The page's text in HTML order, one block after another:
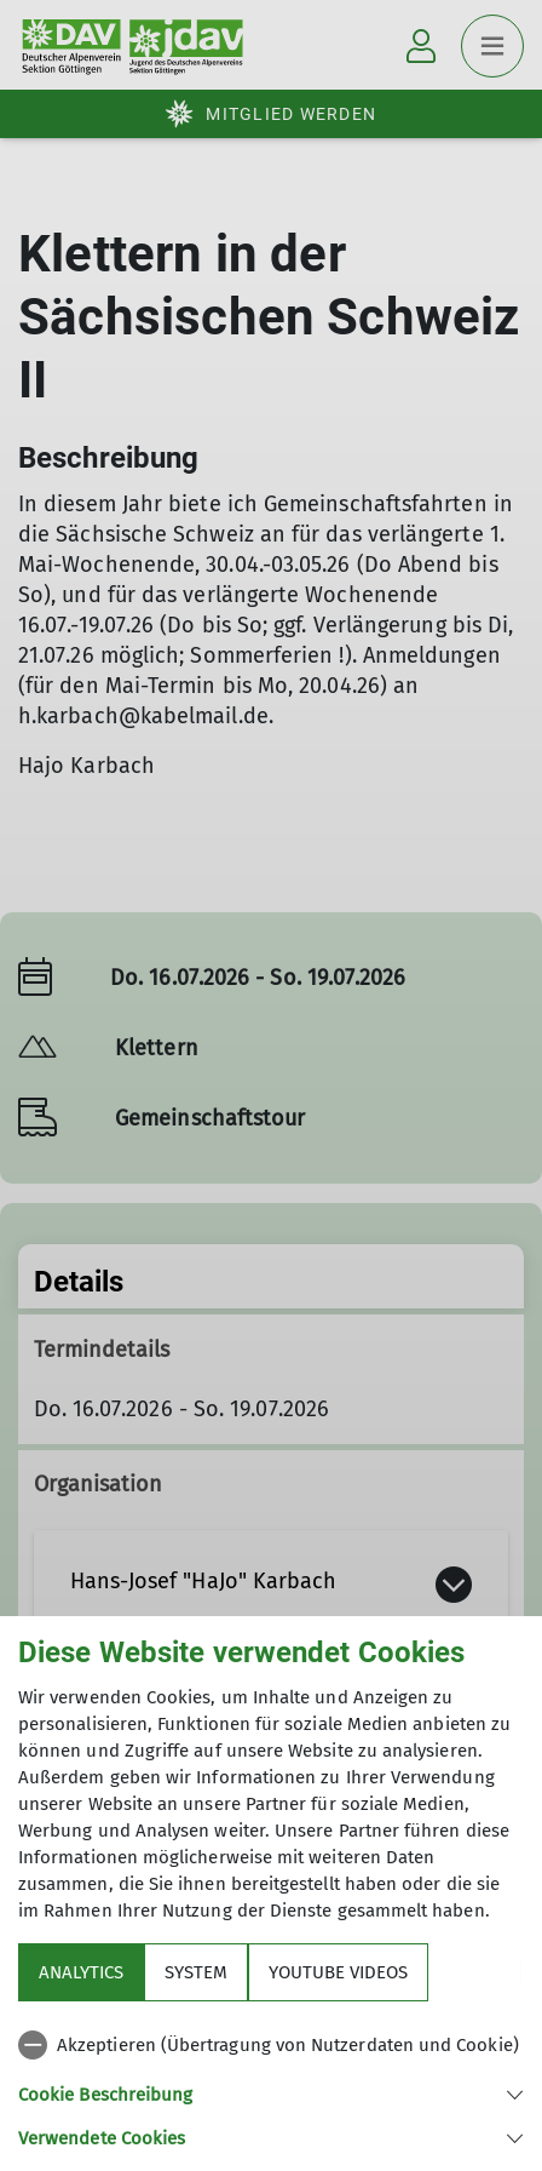
MITGLIED WERDEN
Klettern in der
Sächsischen Schweiz
II
Beschreibung
In diesem Jahr biete ich Gemeinschaftsfahrten in
die Sächsische Schweiz an für das verlängerte 1.
Mai-Wochenende, 30.04.-03.05.26 (Do Abend bis
So), und für das verlängerte Wochenende
16.07.-19.07.26 (Do bis So; ggf. Verlängerung bis Di,
21.07.26 möglich; Sommerferien !). Anmeldungen
(für den Mai-Termin bis Mo, 20.04.26) an
h.karbach@kabelmail.de.
Hajo Karbach
Do. 16.07.2026 - So. 19.07.2026
Klettern
Gemeinschaftstour
Details
Termindetails
Do. 16.07.2026 - So. 19.07.2026
Organisation
Hans-Josef "HaJo" Karbach
h.karbach@kabelmail.de
Anmeldung
Anmeldungen bitte an:
h.karbach@kabelmail.de
Sektion
Aktuelles
Diese Website verwendet Cookies
Wir verwenden Cookies, um Inhalte und Anzeigen zu
personalisieren, Funktionen für soziale Medien anbieten zu
können und Zugriffe auf unsere Website zu analysieren.
Außerdem geben wir Informationen zu Ihrer Verwendung
unserer Website an unsere Partner für soziale Medien,
Werbung und Analysen weiter. Unsere Partner führen diese
Informationen möglicherweise mit weiteren Daten
zusammen, die Sie ihnen bereitgestellt haben oder die sie
im Rahmen Ihrer Nutzung der Dienste gesammelt haben.
ANALYTICS SYSTEM YOUTUBE VIDEOS
Akzeptieren (Übertragung von Nutzerdaten und Cookie)
Cookie Beschreibung
Verwendete Cookies